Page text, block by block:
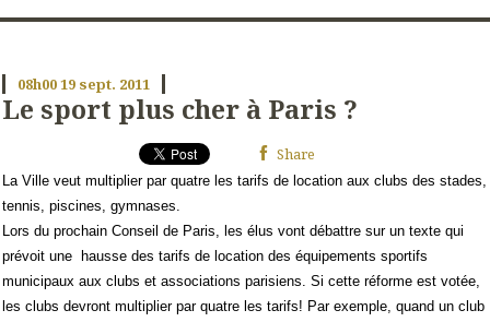
08h0019 sept. 2011
Le sport plus cher à Paris ?
Share
La Ville veut multiplier par quatre les tarifs de location aux clubs des stades,
tennis, piscines, gymnases.
Lors du prochain Conseil de Paris, les élus vont débattre sur un texte qui
prévoit une
hausse des tarifs de location des équipements sportifs
municipaux aux clubs et associations parisiens. Si cette réforme est votée,
les clubs devront multiplier par quatre les tarifs! Par exemple, quand un club